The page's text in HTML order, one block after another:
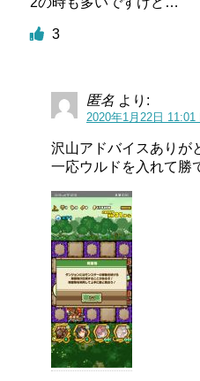
3
匿名 より:
2020年1月22日 11:01
沢山アドバイスありが
一応ウルドを入れて勝